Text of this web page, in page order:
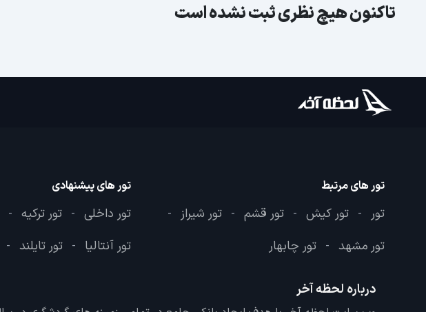
تاکنون هیچ نظری ثبت نشده است
تور های مرتبط
تور - تور کیش - تور قشم - تور شیراز -
تور مشهد - تور چابهار
تور های پیشنهادی
تور داخلی - تور ترکیه -
تور آنتالیا - تور تایلند -
درباره لحظه آخر